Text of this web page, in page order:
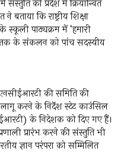
को प्रदेश में क्रियान्वित
बताया कि राष्ट्रीय शिक्षा
स्कूली पाठ्यक्रम में ‘हमारी
के संकलन को पांच सदस्यीय
एनसीईआरटी की समिति की
करने के निर्देश स्टेट काउंसिल
के निदेशक को दिए गए हैं।
प्रारंभ करने की संस्तुति भी
ज्ञान परंपरा को सम्मिलित